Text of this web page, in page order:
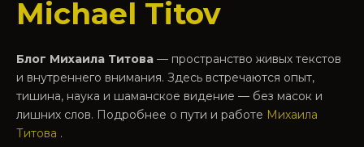
Michael Titov
Блог Михаила Титова — пространство живых текстов
и внутреннего внимания. Здесь встречаются опыт,
тишина, наука и шаманское видение — без масок и
лишних слов. Подробнее о пути и работе Михаила
Титова .